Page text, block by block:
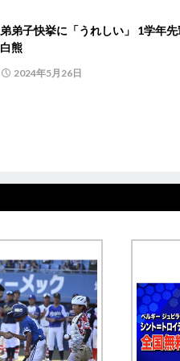
弟弟子快挙に「うれしい」 1学年
白熊
2024年5月26日